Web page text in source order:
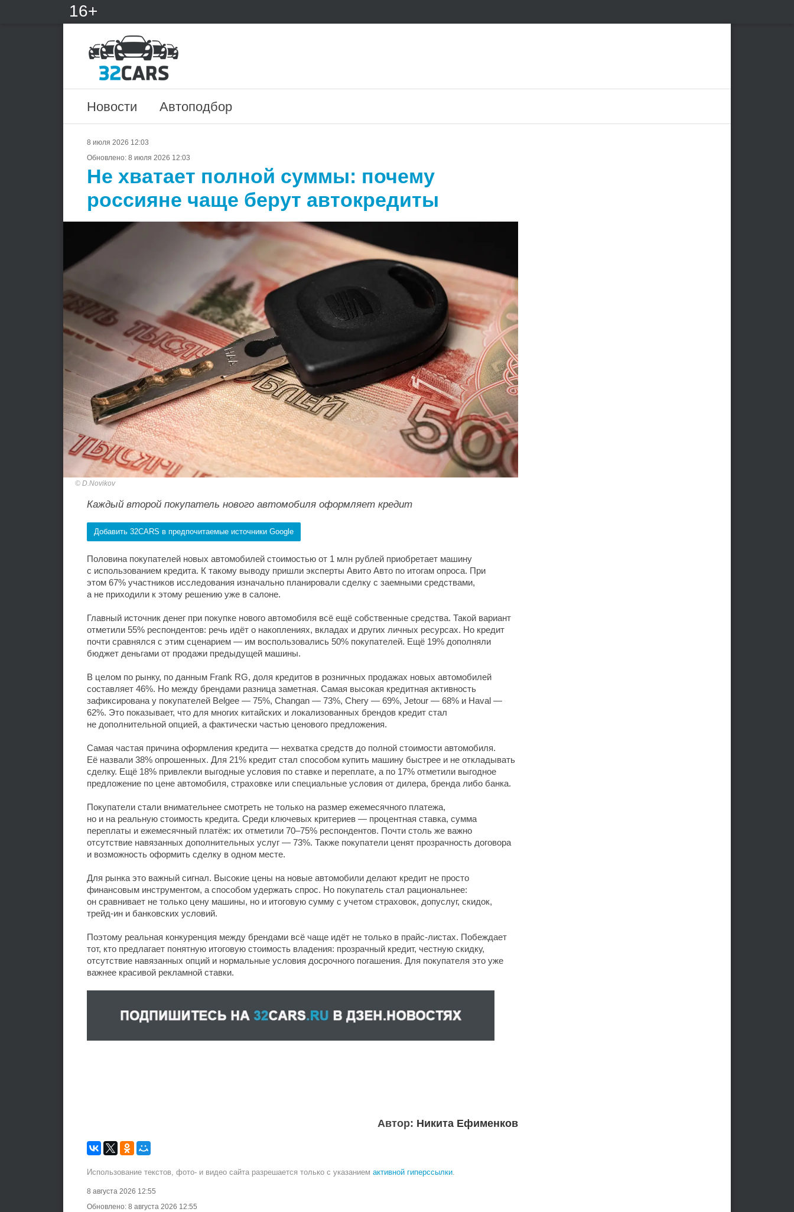
16+
Новости Автоподбор
8 июля 2026 12:03
Обновлено: 8 июля 2026 12:03
Не хватает полной суммы: почему
россияне чаще берут автокредиты
D.Novikov
Каждый второй покупатель нового автомобиля оформляет кредит
Добавить 32CARS в предпочитаемые источники Google
Половина покупателей новых автомобилей стоимостью от 1 млн рублей приобретает машину
с использованием кредита. К такому выводу пришли эксперты Авито Авто по итогам опроса. При
этом 67% участников исследования изначально планировали сделку с заемными средствами,
а не приходили к этому решению уже в салоне.
Главный источник денег при покупке нового автомобиля всё ещё собственные средства. Такой вариант
отметили 55% респондентов: речь идёт о накоплениях, вкладах и других личных ресурсах. Но кредит
почти сравнялся с этим сценарием — им воспользовались 50% покупателей. Ещё 19% дополняли
бюджет деньгами от продажи предыдущей машины.
В целом по рынку, по данным Frank RG, доля кредитов в розничных продажах новых автомобилей
составляет 46%. Но между брендами разница заметная. Самая высокая кредитная активность
зафиксирована у покупателей Belgee — 75%, Changan — 73%, Chery — 69%, Jetour — 68% и Haval —
62%. Это показывает, что для многих китайских и локализованных брендов кредит стал
не дополнительной опцией, а фактически частью ценового предложения.
Самая частая причина оформления кредита — нехватка средств до полной стоимости автомобиля.
Её назвали 38% опрошенных. Для 21% кредит стал способом купить машину быстрее и не откладывать
сделку. Ещё 18% привлекли выгодные условия по ставке и переплате, а по 17% отметили выгодное
предложение по цене автомобиля, страховке или специальные условия от дилера, бренда либо банка.
Покупатели стали внимательнее смотреть не только на размер ежемесячного платежа,
но и на реальную стоимость кредита. Среди ключевых критериев — процентная ставка, сумма
переплаты и ежемесячный платёж: их отметили 70–75% респондентов. Почти столь же важно
отсутствие навязанных дополнительных услуг — 73%. Также покупатели ценят прозрачность договора
и возможность оформить сделку в одном месте.
Для рынка это важный сигнал. Высокие цены на новые автомобили делают кредит не просто
финансовым инструментом, а способом удержать спрос. Но покупатель стал рациональнее:
он сравнивает не только цену машины, но и итоговую сумму с учетом страховок, допуслуг, скидок,
трейд-ин и банковских условий.
Поэтому реальная конкуренция между брендами всё чаще идёт не только в прайс-листах. Побеждает
тот, кто предлагает понятную итоговую стоимость владения: прозрачный кредит, честную скидку,
отсутствие навязанных опций и нормальные условия досрочного погашения. Для покупателя это уже
важнее красивой рекламной ставки.
Автор: Никита Ефименков
Использование текстов, фото- и видео сайта разрешается только с указанием активной гиперссылки.
8 августа 2026 12:55
Обновлено: 8 августа 2026 12:55